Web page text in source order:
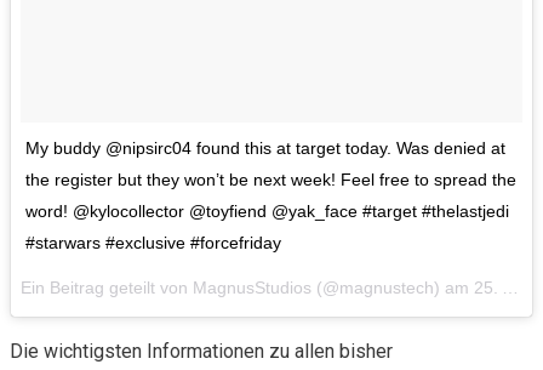
My buddy @nipsirc04 found this at target today. Was denied at
the register but they won’t be next week! Feel free to spread the
word! @kylocollector @toyfiend @yak_face #target #thelastjedi
#starwars #exclusive #forcefriday
Ein Beitrag geteilt von MagnusStudios (@magnustech) am 25. Aug 2017 um 13:25 Uhr
Die wichtigsten Informationen zu allen bisher